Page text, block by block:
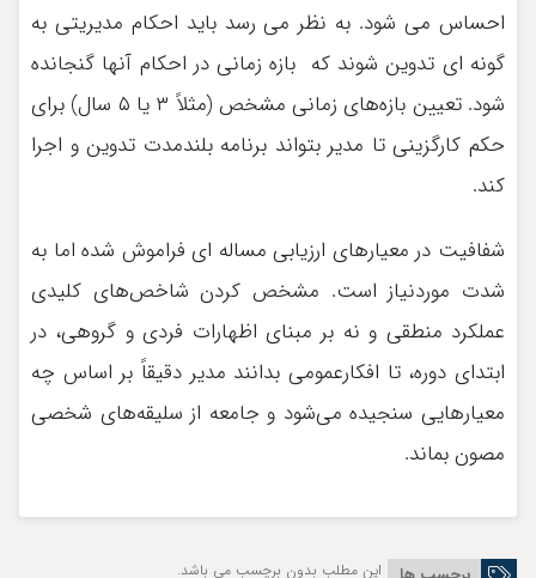
احساس می شود. به نظر می رسد باید احکام مدیریتی به
گونه ای تدوین شوند که بازه زمانی در احکام آنها گنجانده
شود. تعیین بازه‌های زمانی مشخص (مثلاً ۳ یا ۵ سال) برای
حکم کارگزینی تا مدیر بتواند برنامه بلندمدت تدوین و اجرا
کند.
شفافیت در معیارهای ارزیابی مساله ای فراموش شده اما به
شدت موردنیاز است. مشخص کردن شاخص‌های کلیدی
عملکرد منطقی و نه بر مبنای اظهارات فردی و گروهی، در
ابتدای دوره، تا افکارعمومی بدانند مدیر دقیقاً بر اساس چه
معیارهایی سنجیده می‌شود و جامعه از سلیقه‌های شخصی
مصون بماند.
این مطلب بدون برچسب می باشد.